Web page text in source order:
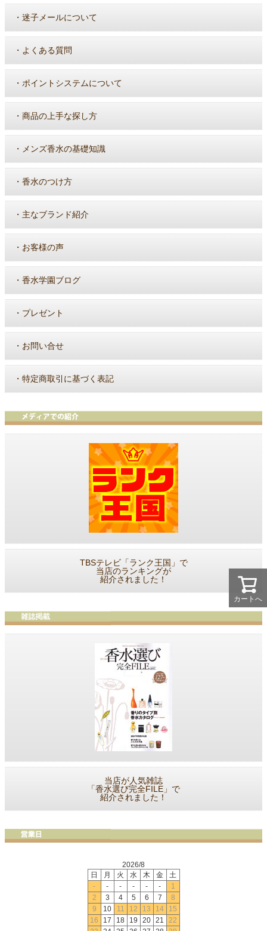
カートへ
・ 迷子メールについて
・ よくある質問
・ ポイントシステムについて
・ 商品の上手な探し方
・ メンズ香水の基礎知識
・ 香水のつけ方
・ 主なブランド紹介
・ お客様の声
・ 香水学園ブログ
・ プレゼント
・ お問い合せ
・ 特定商取引に基づく表記
TBSテレビ「ランク王国」で
当店のランキングが
紹介されました！
当店が人気雑誌
「香水選び完全FILE」で
紹介されました！
2026/8
日
月 火 水 木 金
土
-
- - - - -
1
2
3 4 5 6 7
8
9
10 11 12 13 14
15
16
17 18 19 20 21
22